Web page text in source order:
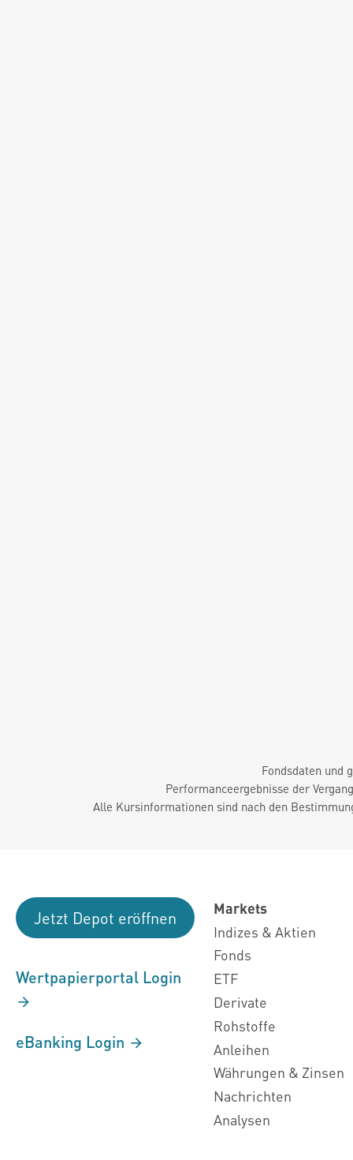
Fondsdaten und
Performanceergebnisse der
Alle Kursinformationen sind nach den
Jetzt Depot eröffnen
Wertpapierportal Login
eBanking Login
Markets
Indizes & Aktien
Fonds
ETF
Derivate
Rohstoffe
Anleihen
Währungen & Zinsen
Nachrichten
Analysen